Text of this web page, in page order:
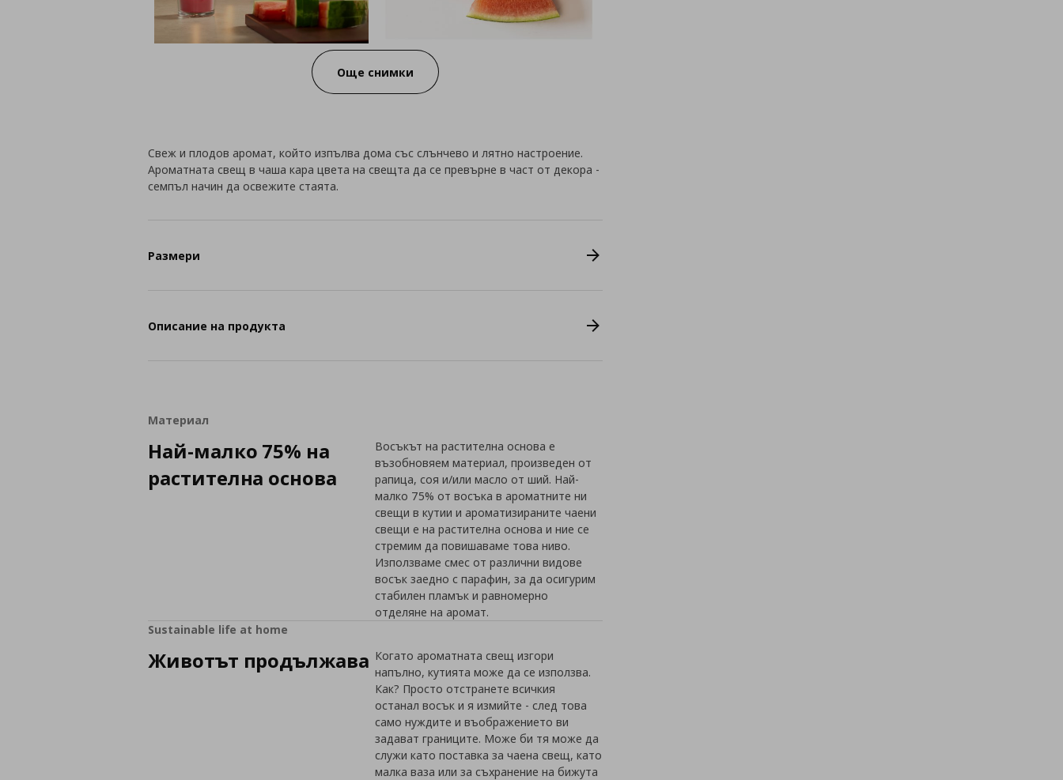
Още снимки
Свеж и плодов аромат, който изпълва дома със слънчево и лятно настроение.
Ароматната свещ в чаша кара цвета на свещта да се превърне в част от декора -
семпъл начин да освежите стаята.
Размери
Описание на продукта
Материал
Най-малко 75% на
растителна основа
Восъкът на растителна основа е
възобновяем материал, произведен от
рапица, соя и/или масло от ший. Най-
малко 75% от восъка в ароматните ни
свещи в кутии и ароматизираните чаени
свещи е на растителна основа и ние се
стремим да повишаваме това ниво.
Използваме смес от различни видове
восък заедно с парафин, за да осигурим
стабилен пламък и равномерно
отделяне на аромат.
Sustainable life at home
Животът продължава Когато ароматната свещ изгори
напълно, кутията може да се използва.
Как? Просто отстранете всичкия
останал восък и я измийте - след това
само нуждите и въображението ви
задават границите. Може би тя може да
служи като поставка за чаена свещ, като
малка ваза или за съхранение на бижута